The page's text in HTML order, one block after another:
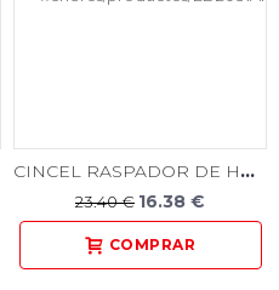
CINCEL RASPADOR DE HUESO CUADRADO
23.40 € 16.38 €